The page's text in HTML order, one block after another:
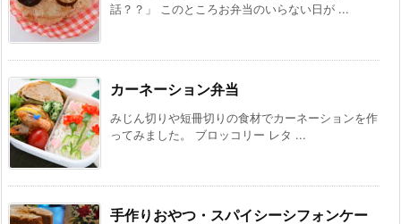
話？？」 このところお弁当のいらない日が ...
カーネーション弁当
みじん切りや短冊切りの食材でカーネーションを作
ってみました。 ブロッコリー レタ ...
手作りおやつ・スパイシーシフォンケー